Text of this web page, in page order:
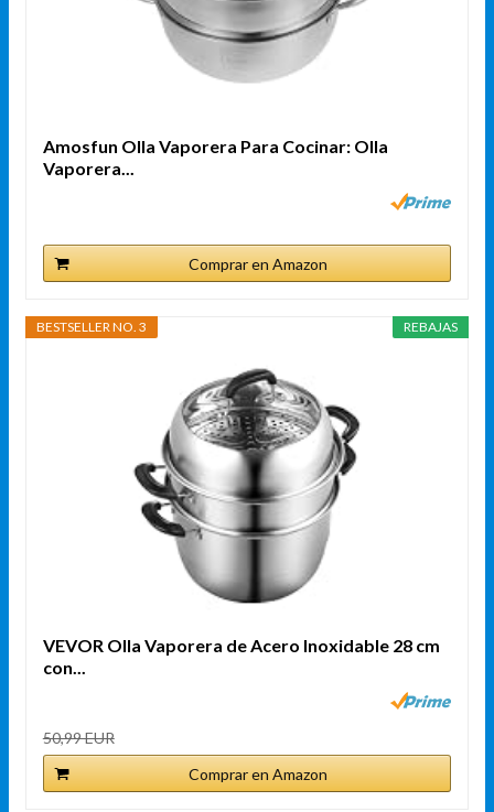
Amosfun Olla Vaporera Para Cocinar: Olla
Vaporera...
Comprar en Amazon
REBAJAS
BESTSELLER NO. 3
VEVOR Olla Vaporera de Acero Inoxidable 28 cm
con...
50,99 EUR
Comprar en Amazon